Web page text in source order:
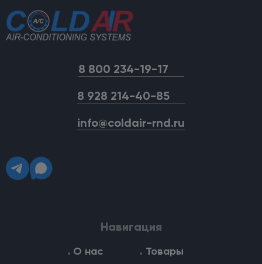
8 800 234-19-17
8 928 214-40-85
info@coldair-rnd.ru
Навигация
О нас Товары